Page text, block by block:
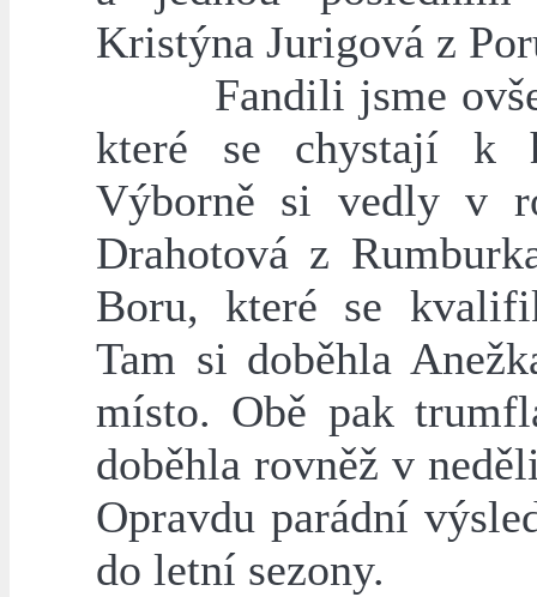
Kristýna Jurigová z
Fandili jsme
které se chystají k
Výborně si vedly v
Drahotová z
Boru, které se
Tam si doběhla
místo. Obě pak
doběhla rovněž v
Opravdu parádní
do letní sezony.